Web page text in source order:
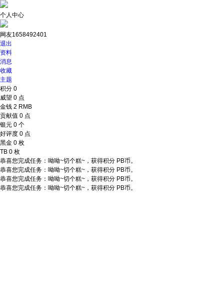
个人中心
网友1658492401
退出
资料
消息
收藏
主题
积分 0
威望 0 点
金钱 2 RMB
贡献值 0 点
银元 0 个
好评度 0 点
黑金 0 枚
TB 0 枚
恭喜您完成任务：呦呦~切个糕~，获得积分 PB币。
恭喜您完成任务：呦呦~切个糕~，获得积分 PB币。
恭喜您完成任务：呦呦~切个糕~，获得积分 PB币。
恭喜您完成任务：呦呦~切个糕~，获得积分 PB币。